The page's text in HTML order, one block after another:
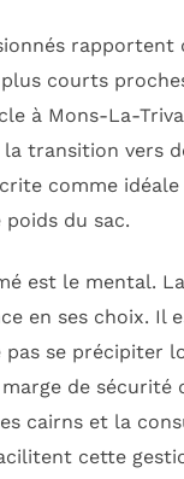
rapportent
courts
à Mons-La-
la transition vers
comme
du sac.
est le mental.
en ses choix. Il
se précipiter
de sécurité
cairns et la
cette